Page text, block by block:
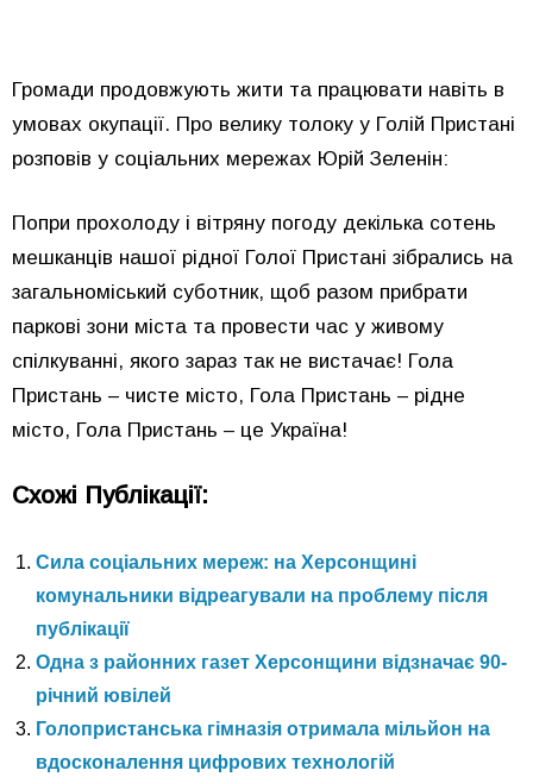
Громади продовжують жити та працювати навіть в
умовах окупації. Про велику толоку у Голій Пристані
розповів у соціальних мережах Юрій Зеленін:
Попри прохолоду і вітряну погоду декілька сотень
мешканців нашої рідної Голої Пристані зібрались на
загальноміський суботник, щоб разом прибрати
паркові зони міста та провести час у живому
спілкуванні, якого зараз так не вистачає! Гола
Пристань – чисте місто, Гола Пристань – рідне
місто, Гола Пристань – це Україна!
Схожі Публікації:
Сила соціальних мереж: на Херсонщині
комунальники відреагували на проблему після
публікації
Одна з районних газет Херсонщини відзначає 90-
річний ювілей
Голопристанська гімназія отримала мільйон на
вдосконалення цифрових технологій